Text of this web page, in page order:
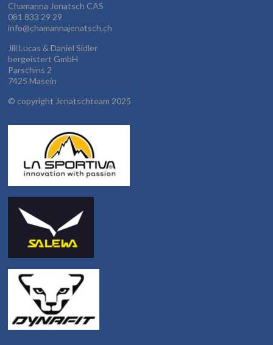
Chamanna Jenatsch CAS
081 833 29 29
info@chamannajenatsch.ch
Jill Lucas & Daniel Sidler
bergeistert GmbH
Parschins 2
7425 Masein
© copyright Jenatschteam 2025